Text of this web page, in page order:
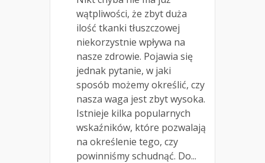
wątpliwości, że zbyt duża
ilość tkanki tłuszczowej
niekorzystnie wpływa na
nasze zdrowie. Pojawia się
jednak pytanie, w jaki
sposób możemy określić, czy
nasza waga jest zbyt wysoka.
Istnieje kilka popularnych
wskaźników, które pozwalają
na określenie tego, czy
powinniśmy schudnąć. Do...